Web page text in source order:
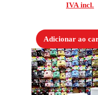
IVA incl.
Adicionar ao